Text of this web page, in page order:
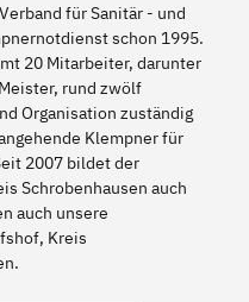
für Sanitär - und
schon 1995.
20 Mitarbeiter, darunter
rund zwölf
Organisation zuständig
Klempner für
2007 bildet der
Schrobenhausen auch
auch unsere
Kreis